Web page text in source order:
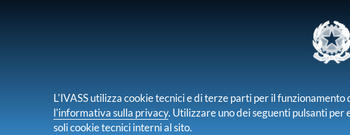
L'IVASS utilizza cookie tecnici e di terze parti per il
l'informativa sulla privacy. Utilizzare uno dei seguenti pulsanti
soli cookie tecnici interni al sito.